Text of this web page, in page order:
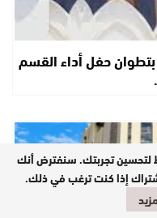
حفل أداء القسم
لتحسين تجربتك. سنفترض أنك
إذا كنت ترغب في ذلك.